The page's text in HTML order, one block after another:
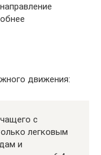
движения:
с
легковым
и